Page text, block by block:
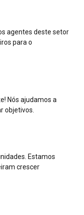
agentes deste setor
para o
Nós ajudamos a
objetivos.
Estamos
crescer